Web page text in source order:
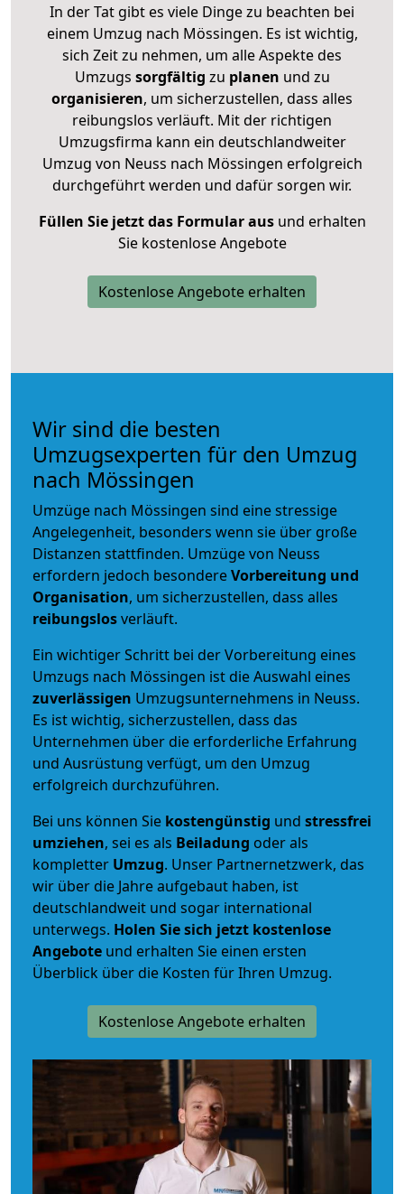
In der Tat gibt es viele Dinge zu beachten bei
einem Umzug nach Mössingen. Es ist wichtig,
sich Zeit zu nehmen, um alle Aspekte des
Umzugs sorgfältig zu planen und zu
organisieren, um sicherzustellen, dass alles
reibungslos verläuft. Mit der richtigen
Umzugsfirma kann ein deutschlandweiter
Umzug von Neuss nach Mössingen erfolgreich
durchgeführt werden und dafür sorgen wir.
Füllen Sie jetzt das Formular ausund erhalten
Sie kostenlose Angebote
Kostenlose Angebote erhalten
Wir sind die besten
Umzugsexperten für den Umzug
nach Mössingen
Umzüge nach Mössingen sind eine stressige
Angelegenheit, besonders wenn sie über große
Distanzen stattfinden. Umzüge von Neuss
erfordern jedoch besondereVorbereitung und
Organisation, um sicherzustellen, dass alles
reibungslosverläuft.
Ein wichtiger Schritt bei der Vorbereitung eines
Umzugs nach Mössingen ist die Auswahl eines
zuverlässigen Umzugsunternehmens in Neuss.
Es ist wichtig, sicherzustellen, dass das
Unternehmen über die erforderliche Erfahrung
und Ausrüstung verfügt, um den Umzug
erfolgreich durchzuführen.
Bei uns können Sie kostengünstig und stressfrei
umziehen, sei es als Beiladung oder als
kompletter Umzug. Unser Partnernetzwerk, das
wir über die Jahre aufgebaut haben, ist
deutschlandweit und sogar international
unterwegs. Holen Sie sich jetzt kostenlose
Angebote und erhalten Sie einen ersten
Überblick über die Kosten für Ihren Umzug.
Kostenlose Angebote erhalten